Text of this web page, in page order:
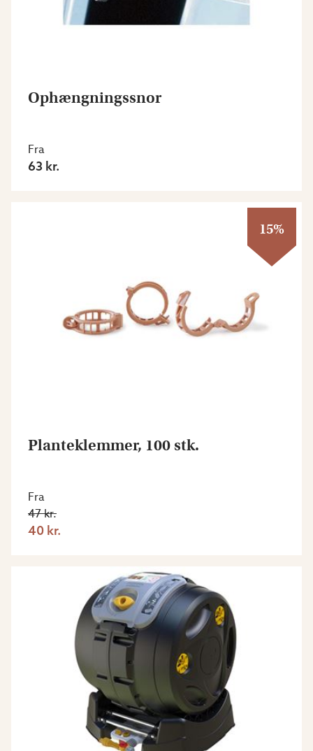
Ophængningssnor
Fra
63 kr.
15%
Planteklemmer, 100 stk.
Fra
47 kr.
40 kr.